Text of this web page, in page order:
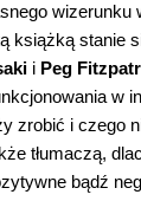
wizerunku
książką stanie
i Peg
w
zrobić i czego
tłumaczą,
bądź